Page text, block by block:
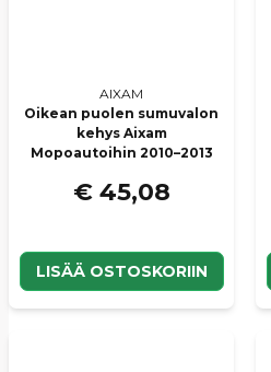
AIXAM
Oikean puolen sumuvalon
kehys Aixam
Mopoautoihin 2010–2013
€ 45,08
LISÄÄ OSTOSKORIIN